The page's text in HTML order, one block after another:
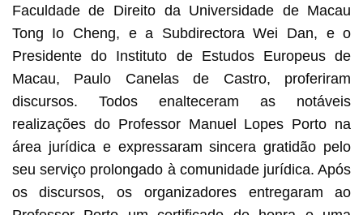
Faculdade de Direito da Universidade de Macau
Tong Io Cheng, e a Subdirectora Wei Dan, e o
Presidente do Instituto de Estudos Europeus de
Macau, Paulo Canelas de Castro, proferiram
discursos. Todos enalteceram as notáveis
realizações do Professor Manuel Lopes Porto na
área jurídica e expressaram sincera gratidão pelo
seu serviço prolongado à comunidade jurídica. Após
os discursos, os organizadores entregaram ao